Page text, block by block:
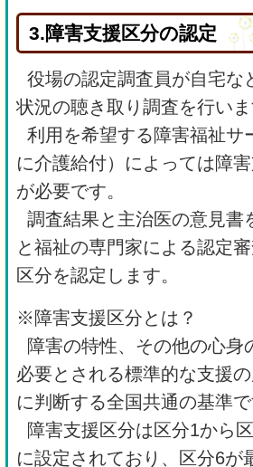
3.障害支援区分の認定
役場の認定調査員が自宅な
状況の聴き取り調査を行いま
利用を希望する障害福祉サ
に介護給付）によっては障
が必要です。
調査結果と主治医の意見書
と福祉の専門家による認定
区分を認定します。
※障害支援区分とは？
障害の特性、その他の心身
必要とされる標準的な支援
に判断する全国共通の基準で
障害支援区分は区分1から
に設定されており、区分6が